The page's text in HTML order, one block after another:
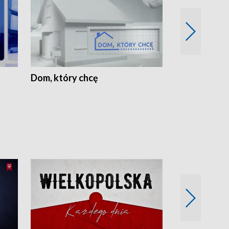
Dom, który chcę